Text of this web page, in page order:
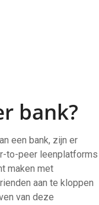
bank?
een bank, zijn er
to-peer leenplatforms
maken met
aan te kloppen
van deze